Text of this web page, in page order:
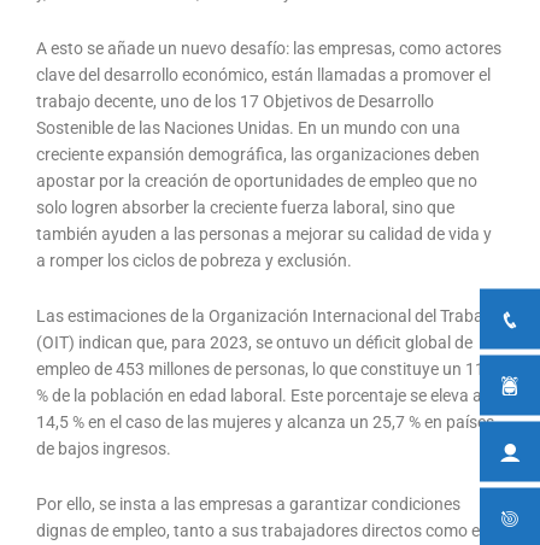
A esto se añade un nuevo desafío: las empresas, como actores
clave del desarrollo económico, están llamadas a promover el
trabajo decente, uno de los 17 Objetivos de Desarrollo
Sostenible de las Naciones Unidas. En un mundo con una
creciente expansión demográfica, las organizaciones deben
apostar por la creación de oportunidades de empleo que no
solo logren absorber la creciente fuerza laboral, sino que
también ayuden a las personas a mejorar su calidad de vida y
a romper los ciclos de pobreza y exclusión.
Las estimaciones de la Organización Internacional del Trabajo
(OIT) indican que, para 2023, se ontuvo un déficit global de
empleo de 453 millones de personas, lo que constituye un 11,7
% de la población en edad laboral. Este porcentaje se eleva al
14,5 % en el caso de las mujeres y alcanza un 25,7 % en países
de bajos ingresos.
Por ello, se insta a las empresas a garantizar condiciones
dignas de empleo, tanto a sus trabajadores directos como en